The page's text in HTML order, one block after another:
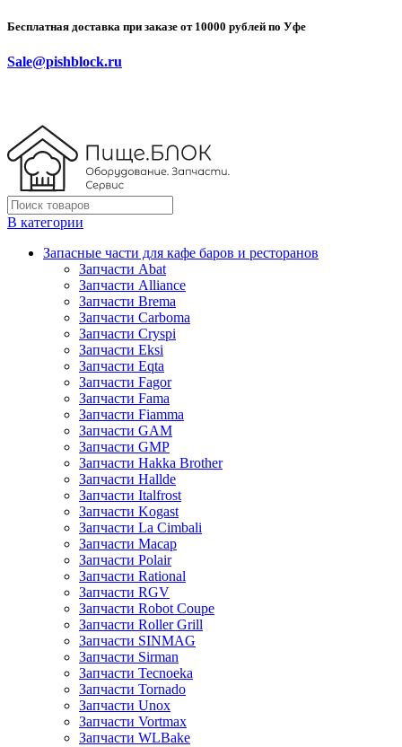
Бесплатная доставка при заказе от 10000 рублей по Уфе
Sale@pishblock.ru
В категории
Запасные части для кафе баров и ресторанов
Запчасти Abat
Запчасти Alliance
Запчасти Brema
Запчасти Carboma
Запчасти Cryspi
Запчасти Eksi
Запчасти Eqta
Запчасти Fagor
Запчасти Fama
Запчасти Fiamma
Запчасти GAM
Запчасти GMP
Запчасти Hakka Brother
Запчасти Hallde
Запчасти Italfrost
Запчасти Kogast
Запчасти La Cimbali
Запчасти Macap
Запчасти Polair
Запчасти Rational
Запчасти RGV
Запчасти Robot Coupe
Запчасти Roller Grill
Запчасти SINMAG
Запчасти Sirman
Запчасти Tecnoeka
Запчасти Tornado
Запчасти Unox
Запчасти Vortmax
Запчасти WLBake